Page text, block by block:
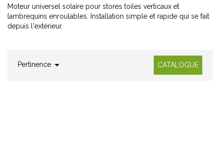
Moteur universel solaire pour stores toiles verticaux et
lambrequins enroulables. Installation simple et rapide qui se fait
depuis l'extérieur.
Pertinence  CATALOGUE